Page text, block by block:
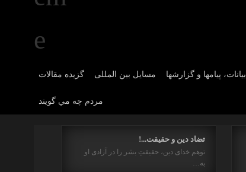
گزیده مقالات مسایل بین المللی بیانات، پیامها و گزارشها
مردم چه مي گويند
تضاد دین و حقیقت...!
توهم خدای دین، حقیقتِ بشر را در آزادی او
به…